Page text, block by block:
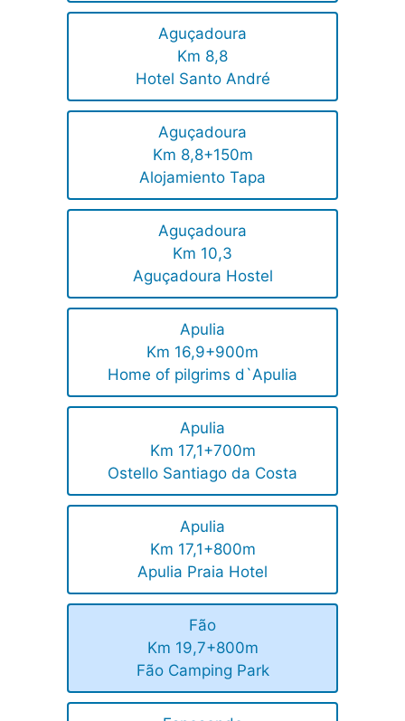
Aguçadoura
Km 8,8
Hotel Santo André
Aguçadoura
Km 8,8+150m
Alojamiento Tapa
Aguçadoura
Km 10,3
Aguçadoura Hostel
Apulia
Km 16,9+900m
Home of pilgrims d`Apulia
Apulia
Km 17,1+700m
Ostello Santiago da Costa
Apulia
Km 17,1+800m
Apulia Praia Hotel
Fão
Km 19,7+800m
Fão Camping Park